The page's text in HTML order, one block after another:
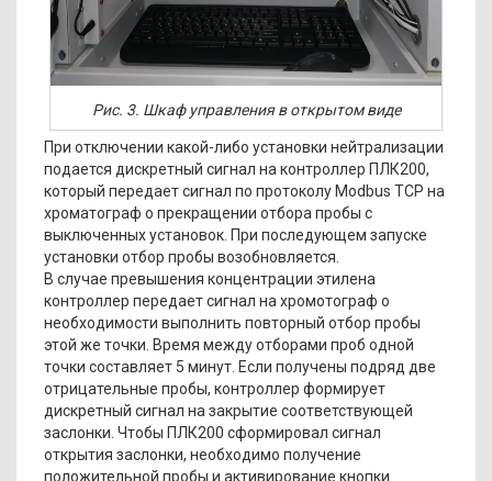
Рис. 3. Шкаф управления в открытом виде
При отключении какой-либо установки нейтрализации
подается дискретный сигнал на контроллер ПЛК200,
который передает сигнал по протоколу Modbus TCP на
хроматограф о прекращении отбора пробы с
выключенных установок. При последующем запуске
установки отбор пробы возобновляется.
В случае превышения концентрации этилена
контроллер передает сигнал на хромотограф о
необходимости выполнить повторный отбор пробы
этой же точки. Время между отборами проб одной
точки составляет 5 минут. Если получены подряд две
отрицательные пробы, контроллер формирует
дискретный сигнал на закрытие соответствующей
заслонки. Чтобы ПЛК200 сформировал сигнал
открытия заслонки, необходимо получение
положительной пробы и активирование кнопки